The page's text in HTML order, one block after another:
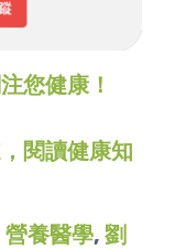
您健康！
閱讀健康知
營養醫學, 劉